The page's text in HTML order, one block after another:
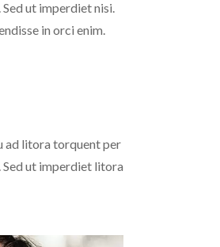
ut imperdiet nisi.
in orci enim.
ad litora torquent per
Sed ut imperdiet litora